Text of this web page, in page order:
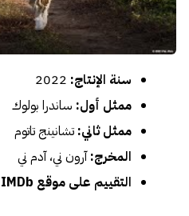
سنة الإنتاج:
ممثل أول: ساندرا بولوك
ممثل ثاني: تشانينج تاتوم
المخرج:آرون ني، آدم ني
التقييم على موقع IMDb هو: